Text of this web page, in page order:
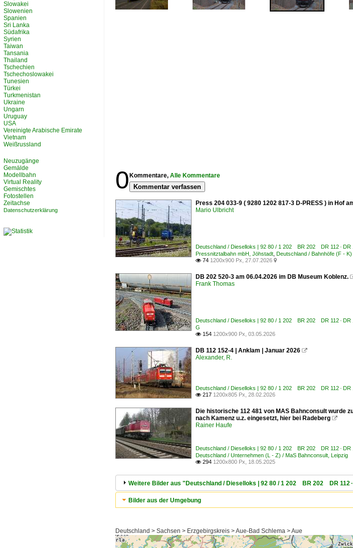
0 Kommentare, Alle Kommentare
Kommentar verfassen
Press 204 033-9 ( 9280 1202 817-3 D-PRESS ) in Hof
Mario Ulbricht
Deutschland / Dieselloks | 92 80 / 1 202 BR 202 DR 112 · DR
Pressnitztalbahn mbH, Jöhstadt Deutschland / Bahnhöfe (F - K)
 74 1200x900 Px, 27.07.2026 
DB 202 520-3 am 06.04.2026 im DB Museum Koblenz.
Frank Thomas
Deutschland / Dieselloks | 92 80 / 1 202 BR 202 DR 112 · DR
G
 154 1200x900 Px, 03.05.2026
DB 112 152-4 | Anklam | Januar 2026 
Alexander, R.
Deutschland / Dieselloks | 92 80 / 1 202 BR 202 DR 112 · DR
 217 1200x805 Px, 28.02.2026
Die historische 112 481 von MAS Bahnconsult wurde
nach Kamenz u.z. eingesetzt, hier bei Radeberg 
Rainer Haufe
Deutschland / Dieselloks | 92 80 / 1 202 BR 202 DR 112 · DR
Deutschland / Unternehmen (L - Z) / MaS Bahnconsult, Leipzig
 294 1200x800 Px, 18.05.2025
Weitere Bilder aus "Deutschland / Dieselloks | 92 80 / 1 202 BR 202 DR 112
Bilder aus der Umgebung
Deutschland > Sachsen > Erzgebirgskreis > Aue-Bad Schlema > Aue
Slowakei
Slowenien
Spanien
Sri Lanka
Südafrika
Syrien
Taiwan
Tansania
Thailand
Tschechien
Tschechoslowakei
Tunesien
Türkei
Turkmenistan
Ukraine
Ungarn
Uruguay
USA
Vereinigte Arabische Emirate
Vietnam
Weißrussland
Neuzugänge
Gemälde
Modellbahn
Virtual Reality
Gemischtes
Fotostellen
Zeitachse
Datenschutzerklärung